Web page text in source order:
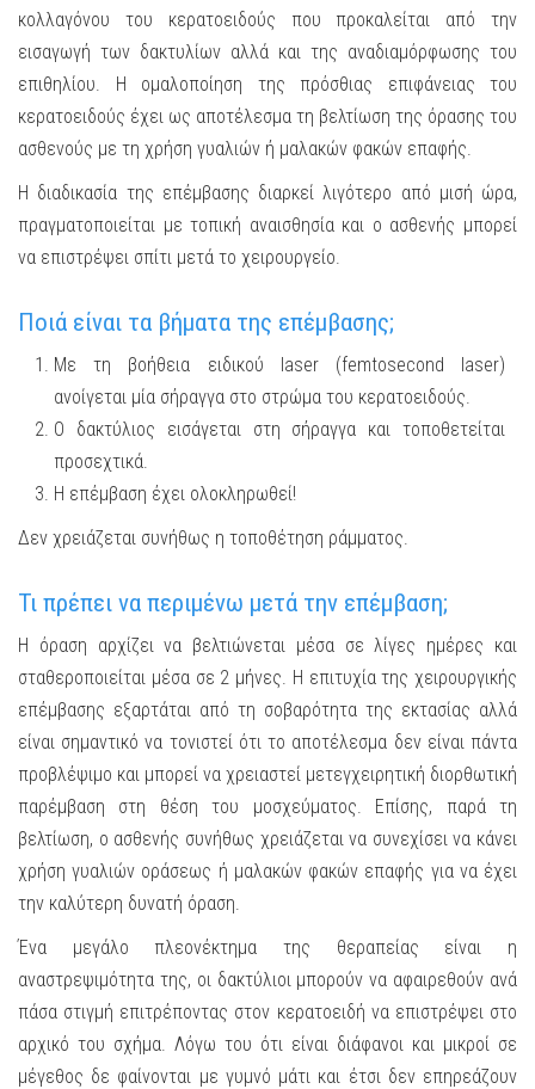
κολλαγόνου του κερατοειδούς που προκαλείται από την
εισαγωγή των δακτυλίων αλλά και της αναδιαμόρφωσης του
επιθηλίου. Η ομαλοποίηση της πρόσθιας επιφάνειας του
κερατοειδούς έχει ως αποτέλεσμα τη βελτίωση της όρασης του
ασθενούς με τη χρήση γυαλιών ή μαλακών φακών επαφής.
Η διαδικασία της επέμβασης διαρκεί λιγότερο από μισή ώρα,
πραγματοποιείται με τοπική αναισθησία και ο ασθενής μπορεί
να επιστρέψει σπίτι μετά το χειρουργείο.
Ποιά είναι τα βήματα της επέμβασης;
Με τη βοήθεια ειδικού laser (femtosecond laser)
ανοίγεται μία σήραγγα στο στρώμα του κερατοειδούς.
O δακτύλιος εισάγεται στη σήραγγα και τοποθετείται
προσεχτικά.
Η επέμβαση έχει ολοκληρωθεί!
Δεν χρειάζεται συνήθως η τοποθέτηση ράμματος.
Τι πρέπει να περιμένω μετά την επέμβαση;
Η όραση αρχίζει να βελτιώνεται μέσα σε λίγες ημέρες και
σταθεροποιείται μέσα σε 2 μήνες. Η επιτυχία της χειρουργικής
επέμβασης εξαρτάται από τη σοβαρότητα της εκτασίας αλλά
είναι σημαντικό να τονιστεί ότι το αποτέλεσμα δεν είναι πάντα
προβλέψιμο και μπορεί να χρειαστεί μετεγχειρητική διορθωτική
παρέμβαση στη θέση του μοσχεύματος. Επίσης, παρά τη
βελτίωση, ο ασθενής συνήθως χρειάζεται να συνεχίσει να κάνει
χρήση γυαλιών οράσεως ή μαλακών φακών επαφής για να έχει
την καλύτερη δυνατή όραση.
Ένα μεγάλο πλεονέκτημα της θεραπείας είναι η
αναστρεψιμότητα της, οι δακτύλιοι μπορούν να αφαιρεθούν ανά
πάσα στιγμή επιτρέποντας στον κερατοειδή να επιστρέψει στο
αρχικό του σχήμα. Λόγω του ότι είναι διάφανοι και μικροί σε
μέγεθος δε φαίνονται με γυμνό μάτι και έτσι δεν επηρεάζουν